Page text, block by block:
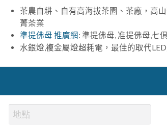
茶農自耕、自有高海拔茶園、茶廠，高
菁茶業
準提佛母 推廣網: 準提佛母, 准提佛母,七
水銀燈,複金屬燈超耗電，最佳的取代